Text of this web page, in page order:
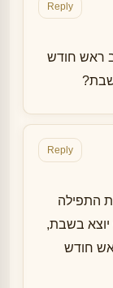
Reply
ראש חודש
Reply
התפילה
בשבת,
חודש